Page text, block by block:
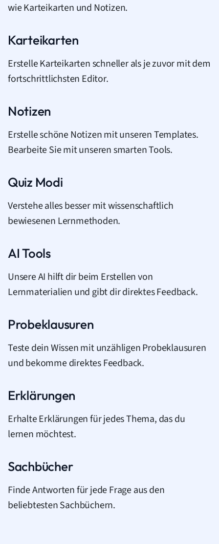
wie Karteikarten und Notizen.
Karteikarten
Erstelle Karteikarten schneller als je zuvor mit dem
fortschrittlichsten Editor.
Notizen
Erstelle schöne Notizen mit unseren Templates.
Bearbeite Sie mit unseren smarten Tools.
Quiz Modi
Verstehe alles besser mit wissenschaftlich
bewiesenen Lernmethoden.
AI Tools
Unsere AI hilft dir beim Erstellen von
Lernmaterialien und gibt dir direktes Feedback.
Probeklausuren
Teste dein Wissen mit unzähligen Probeklausuren
und bekomme direktes Feedback.
Erklärungen
Erhalte Erklärungen für jedes Thema, das du
lernen möchtest.
Sachbücher
Finde Antworten für jede Frage aus den
beliebtesten Sachbüchern.